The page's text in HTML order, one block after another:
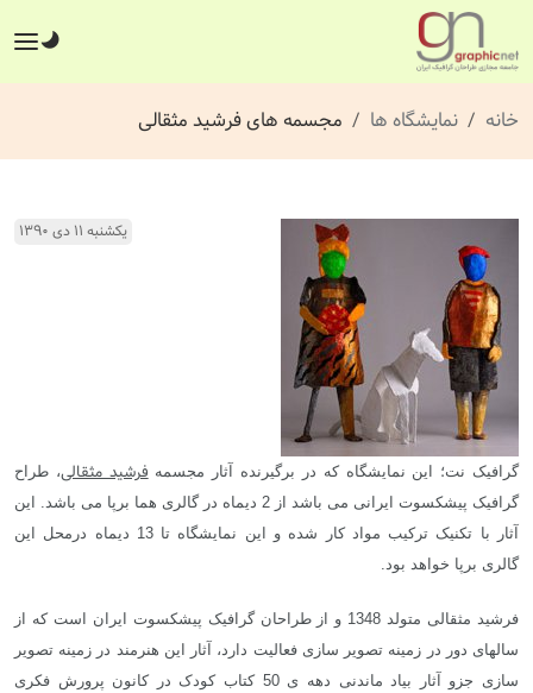
خانه نمایشگاه ها مجسمه های فرشید مثقالی
یکشنبه ۱۱ دی ۱۳۹۰
گرافیک نت؛ این نمایشگاه که در برگیرنده آثار مجسمه فرشید مثقالی، طراح
گرافیک پیشکسوت ایرانی می باشد از 2 دیماه در گالری هما برپا می باشد. این
آثار با تکنیک ترکیب مواد کار شده و این نمایشگاه تا 13 دیماه درمحل این
گالری برپا خواهد بود.
فرشید مثقالی متولد 1348 و از طراحان گرافیک پیشکسوت ایران است که از
سالهای دور در زمینه تصویر سازی فعالیت دارد، آثار این هنرمند در زمینه تصویر
سازی جزو آثار بیاد ماندنی دهه ی 50 کتاب کودک در کانون پرورش فکری